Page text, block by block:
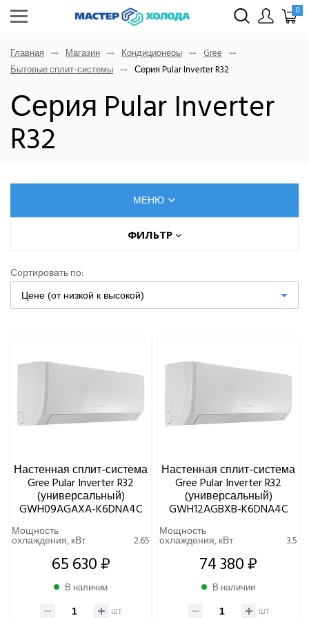
0
Главная Магазин Кондиционеры
Gree
Бытовые сплит-системы
Серия Pular Inverter R32
Серия Pular Inverter
R32
МЕНЮ
AUX
Dahatsu
Denko
Aeronic
ALFACOOL
Daikin
DAICOND
Dantex
ECOSTAR
Electrolux
EXPERTAIR by ZILON
FUNAI
ФИЛЬТР
Цена (руб.)
До
МИНИМАЛЬНЫЙ, ДБ(А)
Сортировать по:
Цене (от низкой к высокой)
Настенная сплит-система
Gree Pular Inverter R32
(универсальный)
GWH09AGAXA-K6DNA4C
Мощность
охлаждения, кВт 2.65
65 630 ₽
В наличии
шт
Настенная сплит-система
Gree Pular Inverter R32
(универсальный)
GWH12AGBXB-K6DNA4C
Мощность
охлаждения, кВт 3.5
74 380 ₽
В наличии
шт